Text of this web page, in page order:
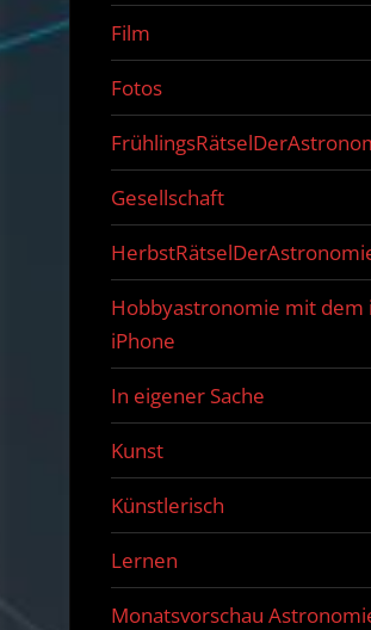
Film
Fotos
Gesellschaft
Hobbyastronomie mit dem
iPhone
In eigener Sache
Kunst
Künstlerisch
Lernen
Monatsvorschau